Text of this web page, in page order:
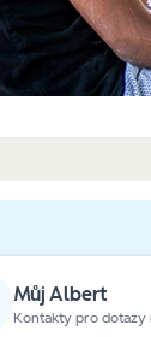
Můj Albert
Kontakty pro dotazy